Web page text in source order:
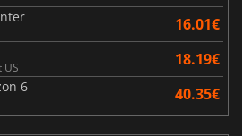
16.01€
US 18.19€
6 40.35€